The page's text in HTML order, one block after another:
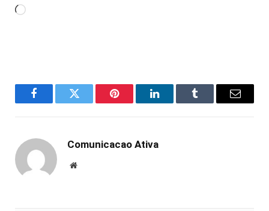
Carregando...
FacebookTwitter Pinterest LinkedInTumblr Email
Comunicacao Ativa
Website